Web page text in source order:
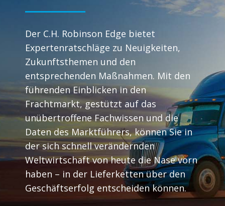
Der C.H. Robinson Edge bietet
Expertenratschläge zu Neuigkeiten,
Zukunftsthemen und den
entsprechenden Maßnahmen. Mit den
führenden Einblicken in den
Frachtmarkt, gestützt auf das
unübertroffene Fachwissen und die
Daten des Marktführers, können Sie in
der sich schnell verändernden
Weltwirtschaft von heute die Nase vorn
haben – in der Lieferketten über den
Geschäftserfolg entscheiden können.